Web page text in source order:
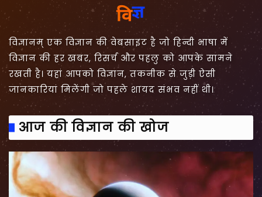
विज्ञानम् एक विज्ञान की वेबसाइट है जो हिन्दी भाषा में
विज्ञान की हर खबर, रिसर्च और पहलु को आपके सामने
रखती है। यहां आपको विज्ञान, तकनीक से जुड़ी ऐसी
जानकारियां मिलेंगी जो पहले शायद संभव नहीं थी।
आज की विज्ञान की खोज